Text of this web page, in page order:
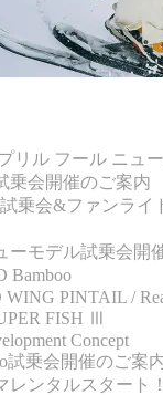
リル フール ニュ
乗会開催のご案内
乗会&ファンライ
ーモデル試乗会開
Bamboo
PINTAIL /
FISH Ⅲ
Concept
試乗会開催のご案
レンタルスタート！